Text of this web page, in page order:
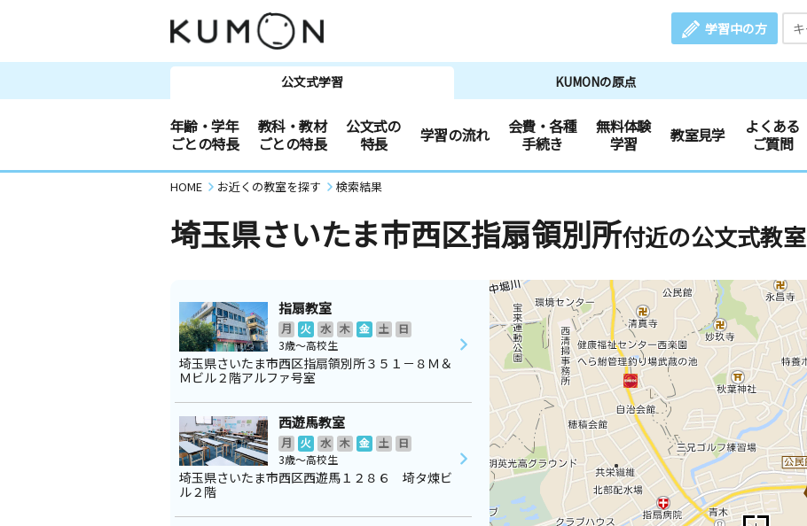
学習中の方
公文式学習 KUMONの原点
年齢・学年
ごとの特長
教科・教材
ごとの特長
公文式の
特長
学習の流れ
会費・各種
手続き
無料体験
学習
教室見学
よくある
ご質問
HOME お近くの教室を探す 検索結果
埼玉県さいたま市西区指扇領別所付近の公文式教室
指扇教室
月 火 水 木 金 土
日
3歳～高校生
埼玉県さいたま市西区指扇領別所３５１－８Ｍ＆
Ｍビル２階アルファ号室
西遊馬教室
月 火 水 木 金 土
日
3歳～高校生
埼玉県さいたま市西区西遊馬１２８６ 埼タ煉ビ
ル２階